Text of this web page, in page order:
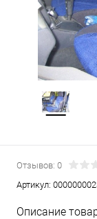
Отзывов: 0
Артикул:
Описание